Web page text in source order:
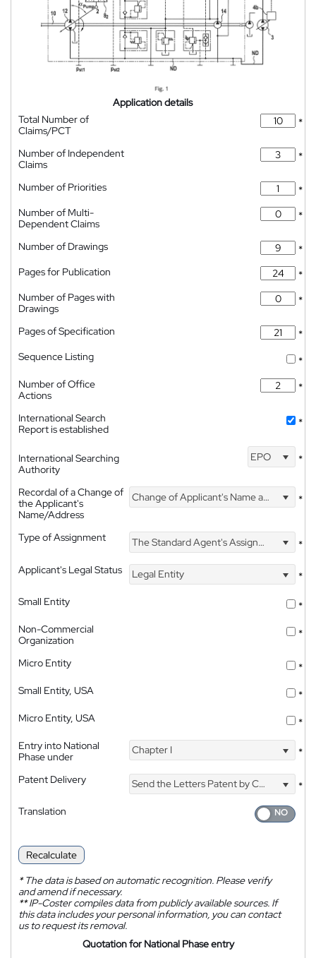
Application details
Total Number of
Claims/PCT
*
Number of Independent
Claims
*
Number of Priorities
*
Number of Multi-
Dependent Claims
*
Number of Drawings
*
Pages for Publication
*
Number of Pages with
Drawings
*
Pages of Specification
*
Sequence Listing
*
Number of Office
Actions
*
International Search
Report is established
*
International Searching
Authority
EPO *
Recordal of a Change of
the Applicant's
Name/Address
Change of Applicant's Name and Address *
Type of Assignment The Standard Agent's Assignment
*
Applicant's Legal Status
Legal Entity
*
Small Entity
*
Non-Commercial
Organization
*
Micro Entity
*
Small Entity, USA
*
Micro Entity, USA
*
Entry into National
Phase under
Chapter I *
Patent Delivery Send the Letters Patent by Courier
*
Translation
Recalculate
*The data is based on automatic recognition. Please verify
and amend if necessary.
**IP-Coster compiles data from publicly available sources. If
this data includes your personal information, you can contact
us to request its removal.
Quotation for National Phase entry